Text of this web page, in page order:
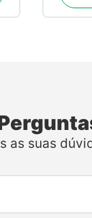
as suas